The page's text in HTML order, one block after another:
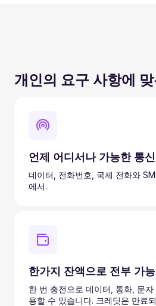
개인의 요구 사항에
언제 어디서나 가능한 통신
데이터, 전화번호, 국제 전화와
에서.
한가지 잔액으로 전부 가능
한 번 충전으로 데이터, 통화, 문
용할 수 있습니다. 크레딧은 만료